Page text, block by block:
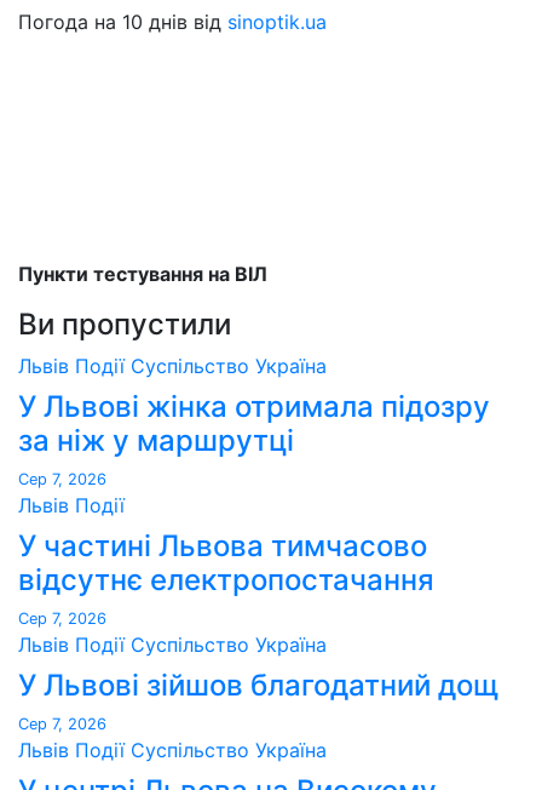
Погода на 10 днів від sinoptik.ua
Пункти тестування на ВІЛ
Ви пропустили
Львів Події Суспільство Україна
У Львові жінка отримала підозру
за ніж у маршрутці
Сер 7, 2026
Львів Події
У частині Львова тимчасово
відсутнє електропостачання
Сер 7, 2026
Львів Події Суспільство Україна
У Львові зійшов благодатний дощ
Сер 7, 2026
Львів Події Суспільство Україна